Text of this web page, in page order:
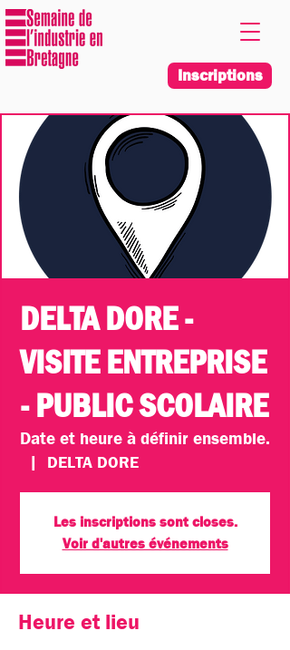
Inscriptions
DELTA DORE -
VISITE ENTREPRISE
- PUBLIC SCOLAIRE
Date et heure à définir ensemble.
  |
DELTA DORE
Les inscriptions sont closes.
Voir d'autres événements
Heure et lieu